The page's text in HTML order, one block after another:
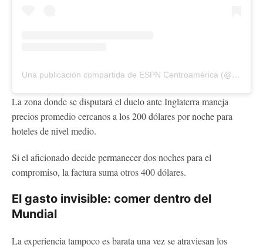
Una publicación compartida de ESPN Centroamérica (@espn_cam)
La zona donde se disputará el duelo ante Inglaterra maneja
precios promedio cercanos a los 200 dólares por noche para
hoteles de nivel medio.
Si el aficionado decide permanecer dos noches para el
compromiso, la factura suma otros 400 dólares.
El gasto invisible: comer dentro del
Mundial
La experiencia tampoco es barata una vez se atraviesan los